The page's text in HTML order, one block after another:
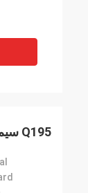
با فرا رسیدن سال
و باشد که هر
Q195 سیم پیچ فولادی گالوانیزه سرد برای کاربردهای خودرو